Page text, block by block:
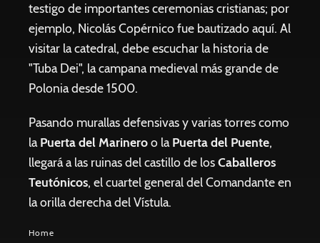
testigo de importantes ceremonias cristianas; por
ejemplo, Nicolás Copérnico fue bautizado aquí. Al
visitar la catedral, debe escuchar la historia de
"Tuba Dei", la campana medieval más grande de
Polonia desde 1500.
Pasando murallas defensivas y varias torres como
laPuerta del Marineroo laPuerta del Puente,
llegará a las ruinas del castillo de losCaballeros
Teutónicos, el cuartel general del Comandante en
la orilla derecha del Vístula.
Home